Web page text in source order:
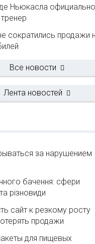
Ньюкасла
сократились продажи
Все новости
Лента новостей
за нарушением
бачення: сфери
різновиди
сайт к резкому росту
продажи
для пищевых